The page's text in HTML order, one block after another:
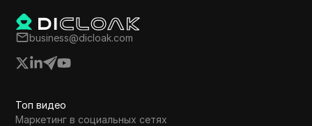
business@dicloak.com
Топ видео
Маркетинг в социальных сетях